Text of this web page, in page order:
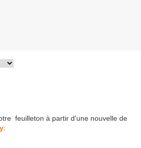
feuilleton à partir d'une nouvelle de
: